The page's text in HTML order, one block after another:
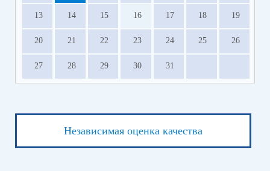
13 14 15 16 17 18 19
20 21 22 23 24 25 26
27 28 29 30 31
Независимая оценка качества